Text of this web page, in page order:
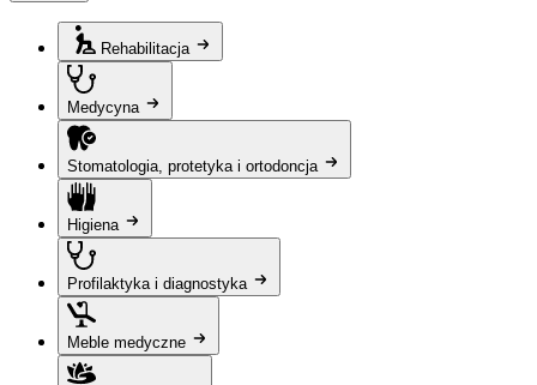
Rehabilitacja
Medycyna
Stomatologia, protetyka i ortodoncja
Higiena
Profilaktyka i diagnostyka
Meble medyczne